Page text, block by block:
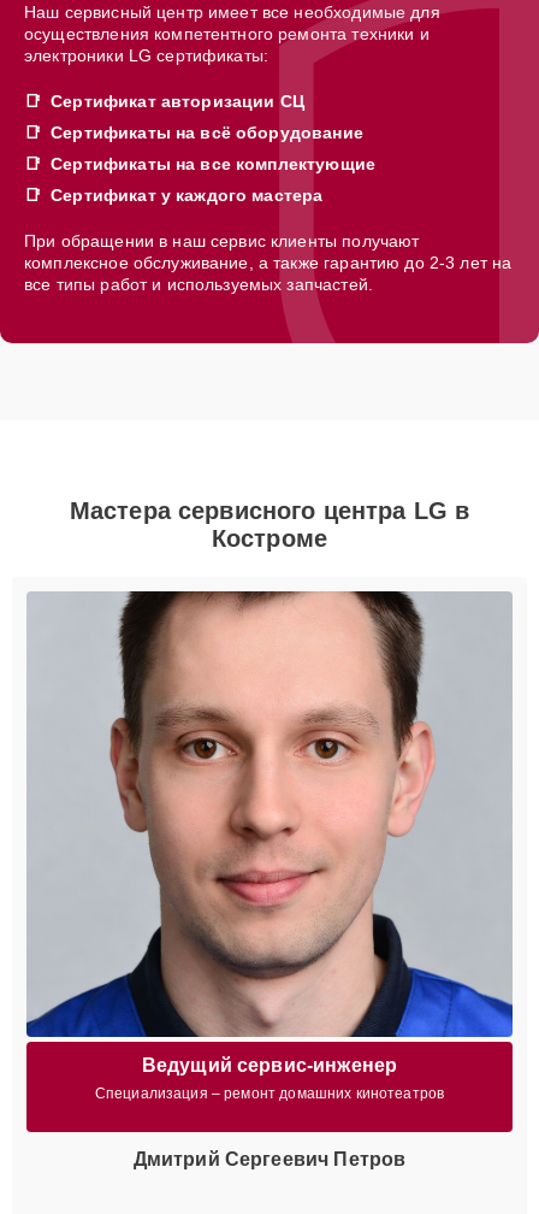
Наш сервисный центр имеет все необходимые для
осуществления компетентного ремонта техники и
электроники LG сертификаты:
Сертификат авторизации СЦ
Сертификаты на всё оборудование
Сертификаты на все комплектующие
Сертификат у каждого мастера
При обращении в наш сервис клиенты получают
комплексное обслуживание, а также гарантию до 2-3 лет на
все типы работ и используемых запчастей.
Мастера сервисного центра LG в
Костроме
Ведущий сервис-инженер
Специализация – ремонт домашних кинотеатров
Дмитрий Сергеевич Петров